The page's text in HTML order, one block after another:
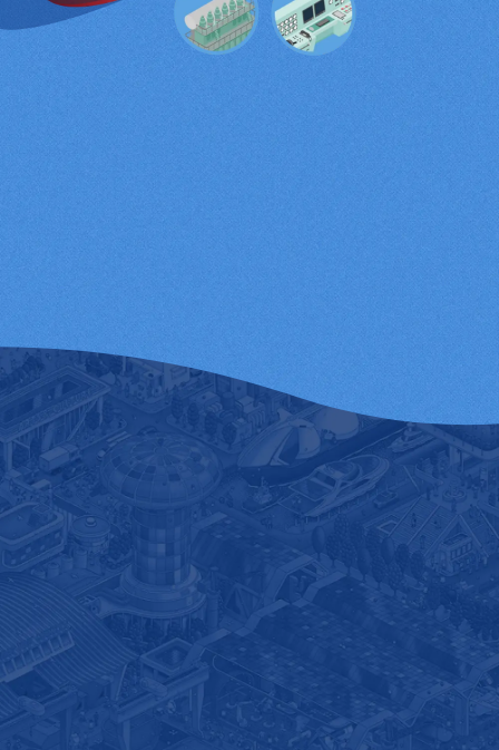
私たちの技術が海の世界を動かす｜
日本舶用工業会｜【業界紹介動画】
舶用工業の魅力